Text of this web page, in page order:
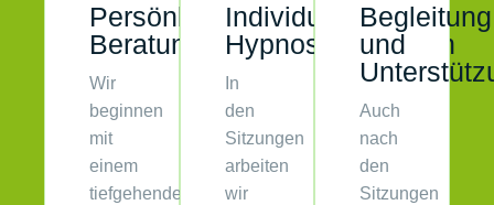
Persönliches
Beratungsgespräch:
Wir
beginnen
mit
einem
tiefgehenden
Individuelle
Hypnosesitzungen
In
den
Sitzungen
arbeiten
wir
Begleitung
und
Auch
nach
den
Sitzungen